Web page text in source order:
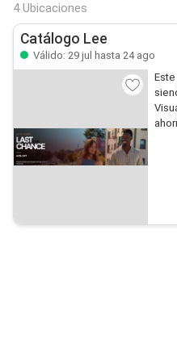
4 Ubicaciones
Catálogo Lee
Válido: 29 jul hasta 24 ago
Este